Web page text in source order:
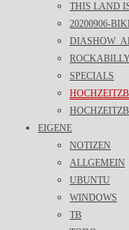
THIS LAND
20200906-
SPECIALS
EIGENE
NOTIZEN
ALLGEMEIN
UBUNTU
WINDOWS
TB